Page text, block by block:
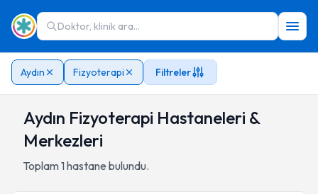
Doktor, klinik ara...
Aydın Fizyoterapi Filtreler
Aydın Fizyoterapi Hastaneleri &
Merkezleri
Toplam1hastane bulundu.